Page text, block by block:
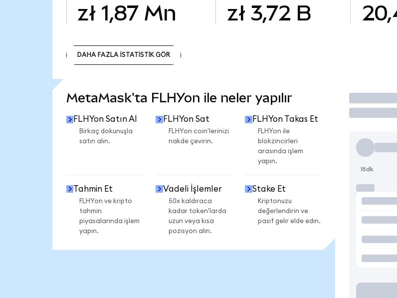
zł 1,87 Mn zł 3,72 B
DAHA FAZLA İSTATİSTİK GÖR
MetaMask'ta FLHYon ile neler yapılır
FLHYon Satın Al
Birkaç dokunuşla
satın alın.
FLHYon Sat
FLHYon coin'lerinizi
nakde çevirin.
FLHYon Takas Et
FLHYon ile
blokzincirleri
arasında işlem
yapın.
Tahmin Et
FLHYon ve kripto
tahmin
piyasalarında işlem
yapın.
Vadeli İşlemler
50x kaldıraca
kadar token'larda
uzun veya kısa
pozisyon alın.
Stake Et
Kriptonuzu
değerlendirin ve
pasif gelir elde edin.
İşlem
15dk